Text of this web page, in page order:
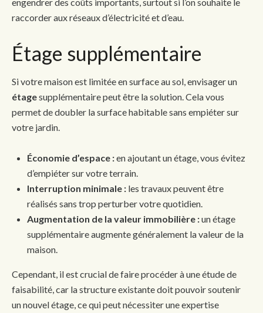
raccorder aux réseaux d’électricité et d’eau.
Étage supplémentaire
Si votre maison est limitée en surface au sol, envisager un
étagesupplémentaire peut être la solution. Cela vous
permet de doubler la surface habitable sans empiéter sur
votre jardin.
Économie d’espace :en ajoutant un étage, vous évitez
d’empiéter sur votre terrain.
Interruption minimale : les travaux peuvent être
réalisés sans trop perturber votre quotidien.
Augmentation de la valeur immobilière :un étage
supplémentaire augmente généralement la valeur de la
maison.
Cependant, il est crucial de faire procéder à une étude de
faisabilité, car la structure existante doit pouvoir soutenir
un nouvel étage, ce qui peut nécessiter une expertise